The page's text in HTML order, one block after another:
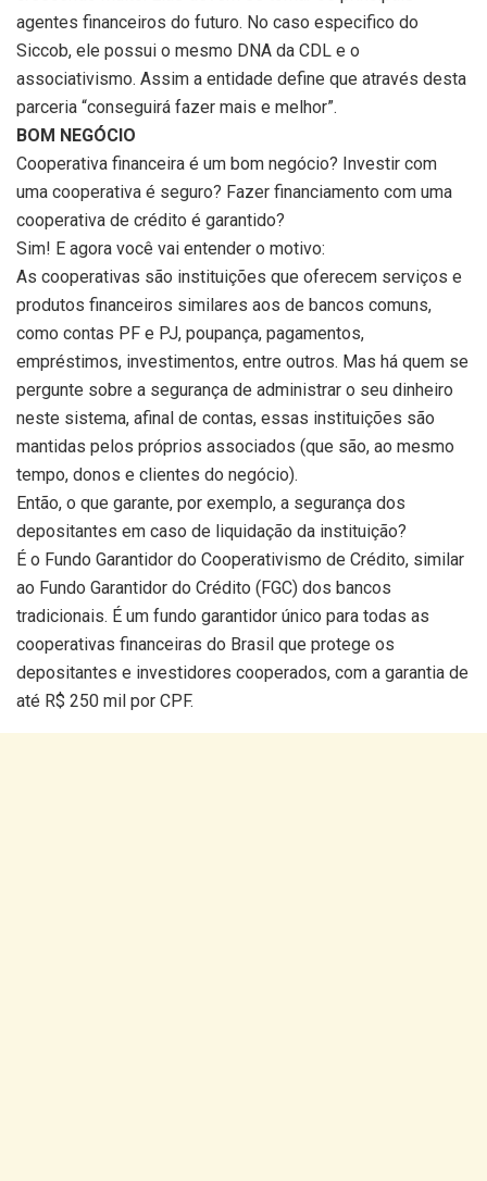
agentes financeiros do futuro. No caso especifico do
Siccob, ele possui o mesmo DNA da CDL e o
associativismo. Assim a entidade define que através desta
parceria “conseguirá fazer mais e melhor”.
BOM NEGÓCIO
Cooperativa financeira é um bom negócio? Investir com
uma cooperativa é seguro? Fazer financiamento com uma
cooperativa de crédito é garantido?
Sim! E agora você vai entender o motivo:
As cooperativas são instituições que oferecem serviços e
produtos financeiros similares aos de bancos comuns,
como contas PF e PJ, poupança, pagamentos,
empréstimos, investimentos, entre outros. Mas há quem se
pergunte sobre a segurança de administrar o seu dinheiro
neste sistema, afinal de contas, essas instituições são
mantidas pelos próprios associados (que são, ao mesmo
tempo, donos e clientes do negócio).
Então, o que garante, por exemplo, a segurança dos
depositantes em caso de liquidação da instituição?
É o Fundo Garantidor do Cooperativismo de Crédito, similar
ao Fundo Garantidor do Crédito (FGC) dos bancos
tradicionais. É um fundo garantidor único para todas as
cooperativas financeiras do Brasil que protege os
depositantes e investidores cooperados, com a garantia de
até R$ 250 mil por CPF.